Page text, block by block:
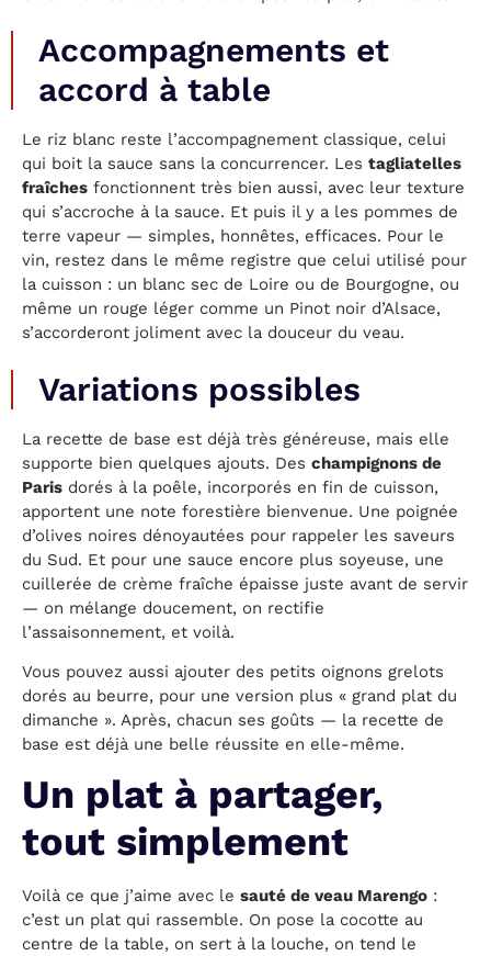
Accompagnements et
accord à table
Le riz blanc reste l’accompagnement classique, celui
qui boit la sauce sans la concurrencer. Les tagliatelles
fraîches fonctionnent très bien aussi, avec leur texture
qui s’accroche à la sauce. Et puis il y a les pommes de
terre vapeur — simples, honnêtes, efficaces. Pour le
vin, restez dans le même registre que celui utilisé pour
la cuisson : un blanc sec de Loire ou de Bourgogne, ou
même un rouge léger comme un Pinot noir d’Alsace,
s’accorderont joliment avec la douceur du veau.
Variations possibles
La recette de base est déjà très généreuse, mais elle
supporte bien quelques ajouts. Des champignons de
Paris dorés à la poêle, incorporés en fin de cuisson,
apportent une note forestière bienvenue. Une poignée
d’olives noires dénoyautées pour rappeler les saveurs
du Sud. Et pour une sauce encore plus soyeuse, une
cuillerée de crème fraîche épaisse juste avant de servir
— on mélange doucement, on rectifie
l’assaisonnement, et voilà.
Vous pouvez aussi ajouter des petits oignons grelots
dorés au beurre, pour une version plus « grand plat du
dimanche ». Après, chacun ses goûts — la recette de
base est déjà une belle réussite en elle-même.
Un plat à partager,
tout simplement
Voilà ce que j’aime avec le sauté de veau Marengo :
c’est un plat qui rassemble. On pose la cocotte au
centre de la table, on sert à la louche, on tend le